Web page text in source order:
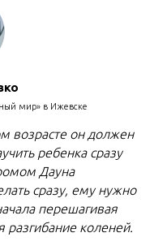
мир» в Ижевске
возрасте он должен
ребенка сразу
Дауна
сразу, ему нужно
перешагивая
разгибание коленей.